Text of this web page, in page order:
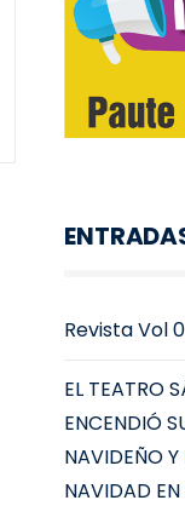
Revista Vol
EL TEATRO
ENCENDIÓ
NAVIDEÑO
NAVIDAD